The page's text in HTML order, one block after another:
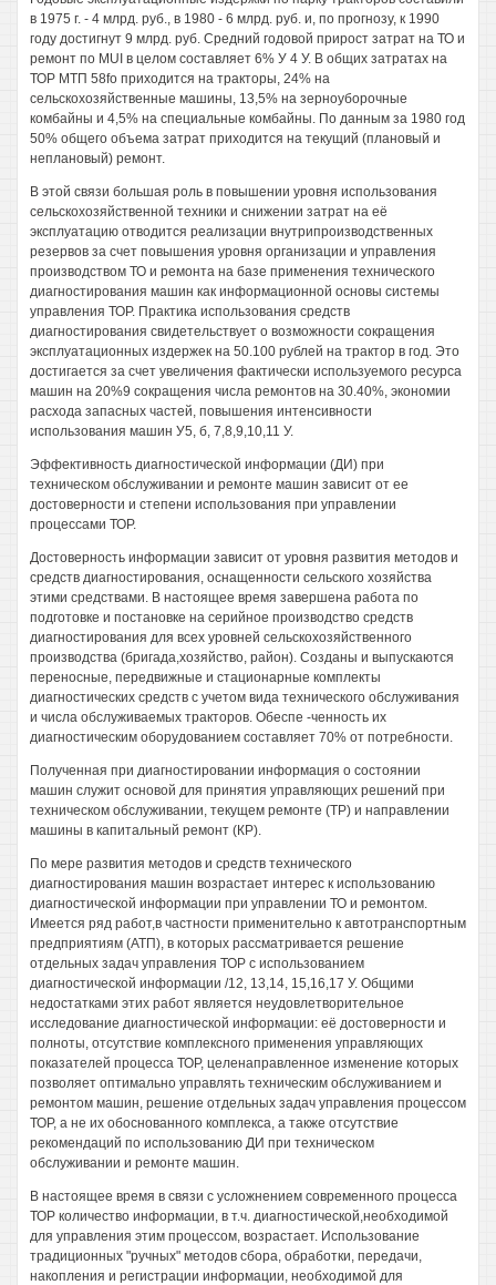
в 1975 г. - 4 млрд. руб., в 1980 - 6 млрд. руб. и, по прогнозу, к 1990
году достигнут 9 млрд. руб. Средний годовой прирост затрат на ТО и
ремонт по MUI в целом составляет 6% У 4 У. В общих затратах на
ТОР МТП 58fo приходится на тракторы, 24% на
сельскохозяйственные машины, 13,5% на зерноуборочные
комбайны и 4,5% на специальные комбайны. По данным за 1980 год
50% общего объема затрат приходится на текущий (плановый и
неплановый) ремонт.
В этой связи большая роль в повышении уровня использования
сельскохозяйственной техники и снижении затрат на её
эксплуатацию отводится реализации внутрипроизводственных
резервов за счет повышения уровня организации и управления
производством ТО и ремонта на базе применения технического
диагностирования машин как информационной основы системы
управления ТОР. Практика использования средств
диагностирования свидетельствует о возможности сокращения
эксплуатационных издержек на 50.100 рублей на трактор в год. Это
достигается за счет увеличения фактически используемого ресурса
машин на 20%9 сокращения числа ремонтов на 30.40%, экономии
расхода запасных частей, повышения интенсивности
использования машин У5, б, 7,8,9,10,11 У.
Эффективность диагностической информации (ДИ) при
техническом обслуживании и ремонте машин зависит от ее
достоверности и степени использования при управлении
процессами ТОР.
Достоверность информации зависит от уровня развития методов и
средств диагностирования, оснащенности сельского хозяйства
этими средствами. В настоящее время завершена работа по
подготовке и постановке на серийное производство средств
диагностирования для всех уровней сельскохозяйственного
производства (бригада,хозяйство, район). Созданы и выпускаются
переносные, передвижные и стационарные комплекты
диагностических средств с учетом вида технического обслуживания
и числа обслуживаемых тракторов. Обеспе -ченность их
диагностическим оборудованием составляет 70% от потребности.
Полученная при диагностировании информация о состоянии
машин служит основой для принятия управляющих решений при
техническом обслуживании, текущем ремонте (ТР) и направлении
машины в капитальный ремонт (КР).
По мере развития методов и средств технического
диагностирования машин возрастает интерес к использованию
диагностической информации при управлении ТО и ремонтом.
Имеется ряд работ,в частности применительно к автотранспортным
предприятиям (АТП), в которых рассматривается решение
отдельных задач управления ТОР с использованием
диагностической информации /12, 13,14, 15,16,17 У. Общими
недостатками этих работ является неудовлетворительное
исследование диагностической информации: её достоверности и
полноты, отсутствие комплексного применения управляющих
показателей процесса ТОР, целенаправленное изменение которых
позволяет оптимально управлять техническим обслуживанием и
ремонтом машин, решение отдельных задач управления процессом
ТОР, а не их обоснованного комплекса, а также отсутствие
рекомендаций по использованию ДИ при техническом
обслуживании и ремонте машин.
В настоящее время в связи с усложнением современного процесса
ТОР количество информации, в т.ч. диагностической,необходимой
для управления этим процессом, возрастает. Использование
традиционных "ручных" методов сбора, обработки, передачи,
накопления и регистрации информации, необходимой для